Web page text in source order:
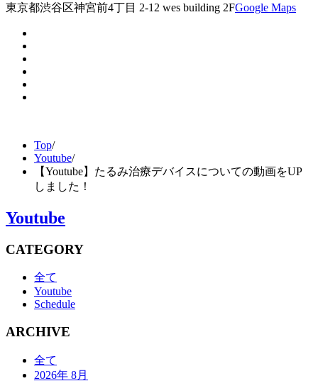
東京都渋谷区神宮前4丁目 2-12 wes building 2FGoogle Maps
Top/
Youtube/
【Youtube】たるみ治療デバイスについての動画をUP
しました！
Youtube
CATEGORY
全て
Youtube
Schedule
ARCHIVE
全て
2026年 8月